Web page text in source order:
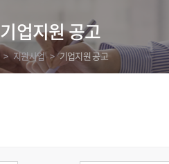
기업지원 공고
> 지원사업 > 기업지원 공고